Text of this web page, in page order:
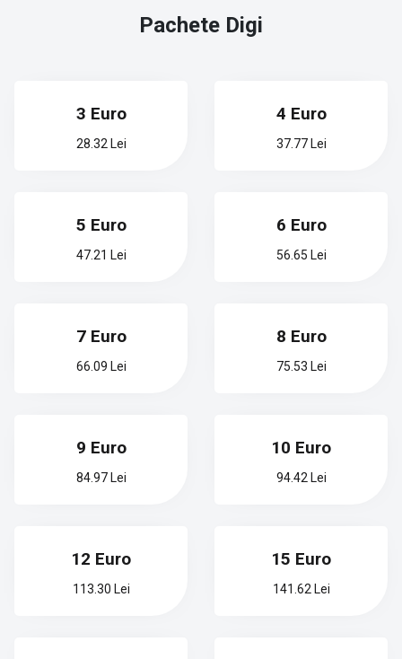
Pachete Digi
3 Euro
28.32 Lei
4 Euro
37.77 Lei
5 Euro
47.21 Lei
6 Euro
56.65 Lei
7 Euro
66.09 Lei
8 Euro
75.53 Lei
9 Euro
84.97 Lei
10 Euro
94.42 Lei
12 Euro
113.30 Lei
15 Euro
141.62 Lei